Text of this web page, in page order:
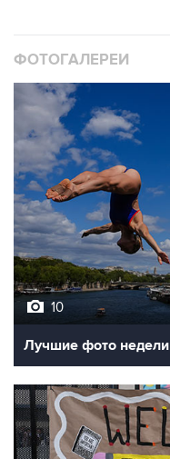
10
Лучшие фото недели